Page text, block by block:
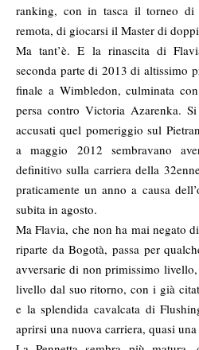
ranking, con in tasca il torneo
remota, di giocarsi il Master di
Ma tant’è. E la rinascita di
seconda parte di 2013 di altissimo
finale a Wimbledon, culminata
persa contro Victoria Azarenka.
accusati quel pomeriggio sul
a maggio 2012 sembravano
definitivo sulla carriera della
praticamente un anno a causa
subita in agosto.
Ma Flavia, che non ha mai negato
riparte da Bogotà, passa per
avversarie di non primissimo
livello dal suo ritorno, con i già
e la splendida cavalcata di
aprirsi una nuova carriera, quasi